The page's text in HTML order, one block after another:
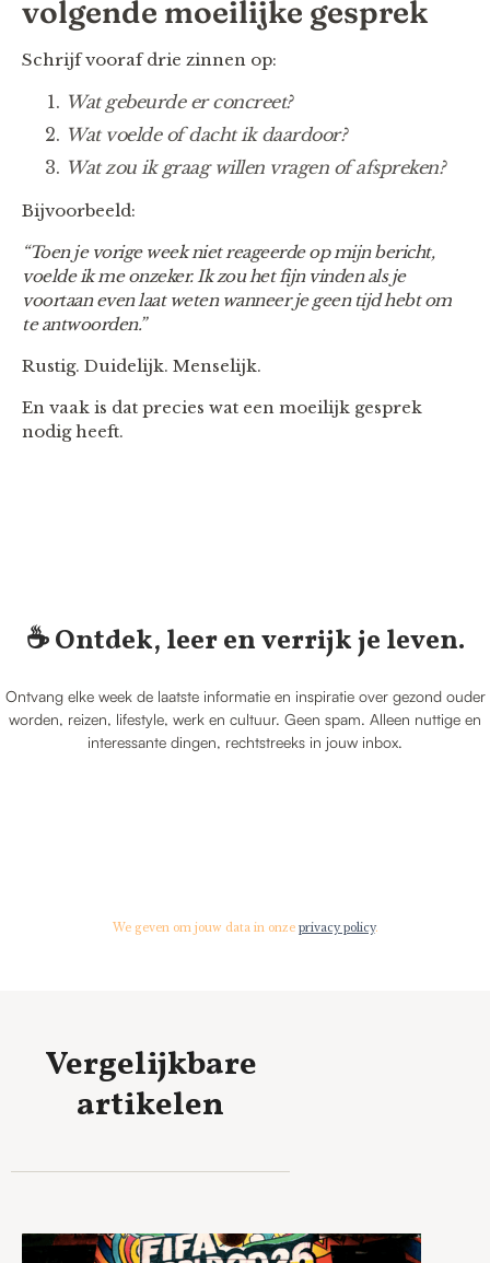
volgende moeilijke gesprek
Schrijf vooraf drie zinnen op:
Wat gebeurde er concreet?
Wat voelde of dacht ik daardoor?
Wat zou ik graag willen vragen of afspreken?
Bijvoorbeeld:
“Toen je vorige week niet reageerde op mijn bericht,
voelde ik me onzeker. Ik zou het fijn vinden als je
voortaan even laat weten wanneer je geen tijd hebt om
te antwoorden.”
Rustig. Duidelijk. Menselijk.
En vaak is dat precies wat een moeilijk gesprek
nodig heeft.
☕️ Ontdek, leer en verrijk je leven.
Ontvang elke week de laatste informatie en inspiratie over gezond ouder
worden, reizen, lifestyle, werk en cultuur. Geen spam. Alleen nuttige en
interessante dingen, rechtstreeks in jouw inbox.
We geven om jouw data in onze privacy policy.
Vergelijkbare
artikelen